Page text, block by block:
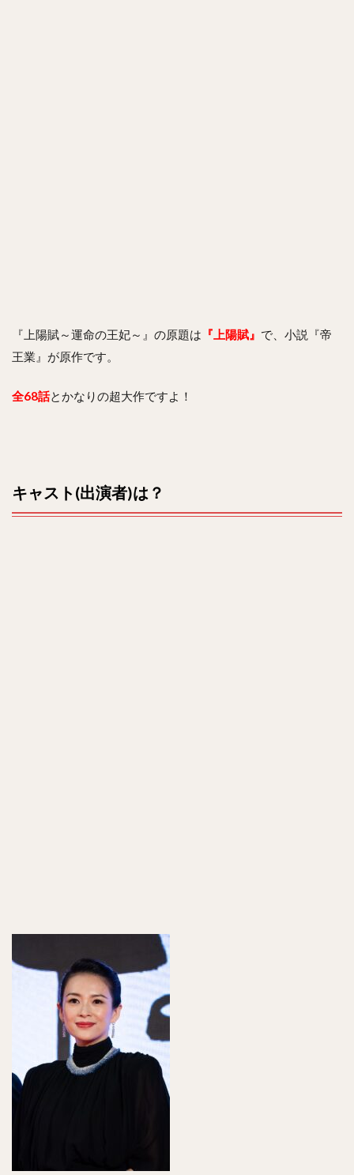
『上陽賦～運命の王妃～』の原題は 『上陽賦』 で、⼩説『帝
王業』が原作です。
全68話とかなりの超大作ですよ！
キャスト(出演者)は？